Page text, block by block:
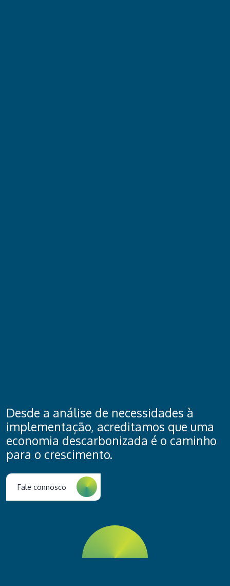
Desde a análise de necessidades à
implementação, acreditamos que uma
economia descarbonizada é o caminho
para o crescimento.
Fale connosco